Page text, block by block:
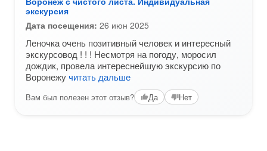
экскурсия
Дата посещения: 26 июн 2025
Леночка очень позитивный человек и интересный
экскурсовод ! ! ! Несмотря на погоду, моросил
дождик, провела интереснейшую экскурсию по
Воронежучитать дальше
Вам был полезен этот отзыв? Да Нет